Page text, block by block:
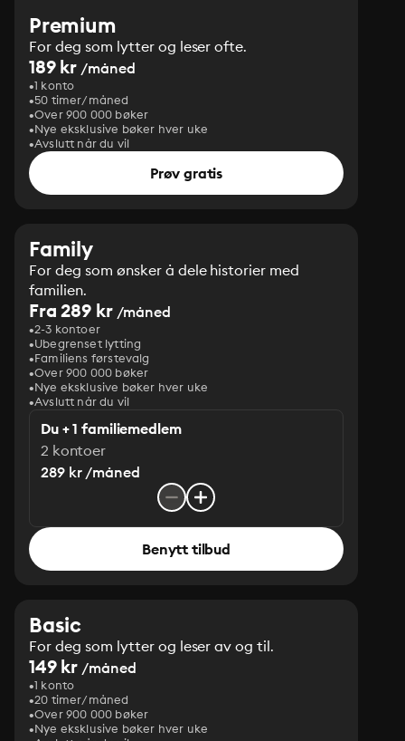
Premium
For deg som lytter og leser ofte.
189 kr /måned
1 konto
50 timer/måned
Over 900 000 bøker
Nye eksklusive bøker hver uke
Avslutt når du vil
Prøv gratis
Family
For deg som ønsker å dele historier med
familien.
Fra 289 kr/måned
2-3 kontoer
Ubegrenset lytting
Familiens førstevalg
Over 900 000 bøker
Nye eksklusive bøker hver uke
Avslutt når du vil
Du + 1 familiemedlem
2 kontoer
289 kr /måned
Benytt tilbud
Basic
For deg som lytter og leser av og til.
149 kr /måned
1 konto
20 timer/måned
Over 900 000 bøker
Nye eksklusive bøker hver uke